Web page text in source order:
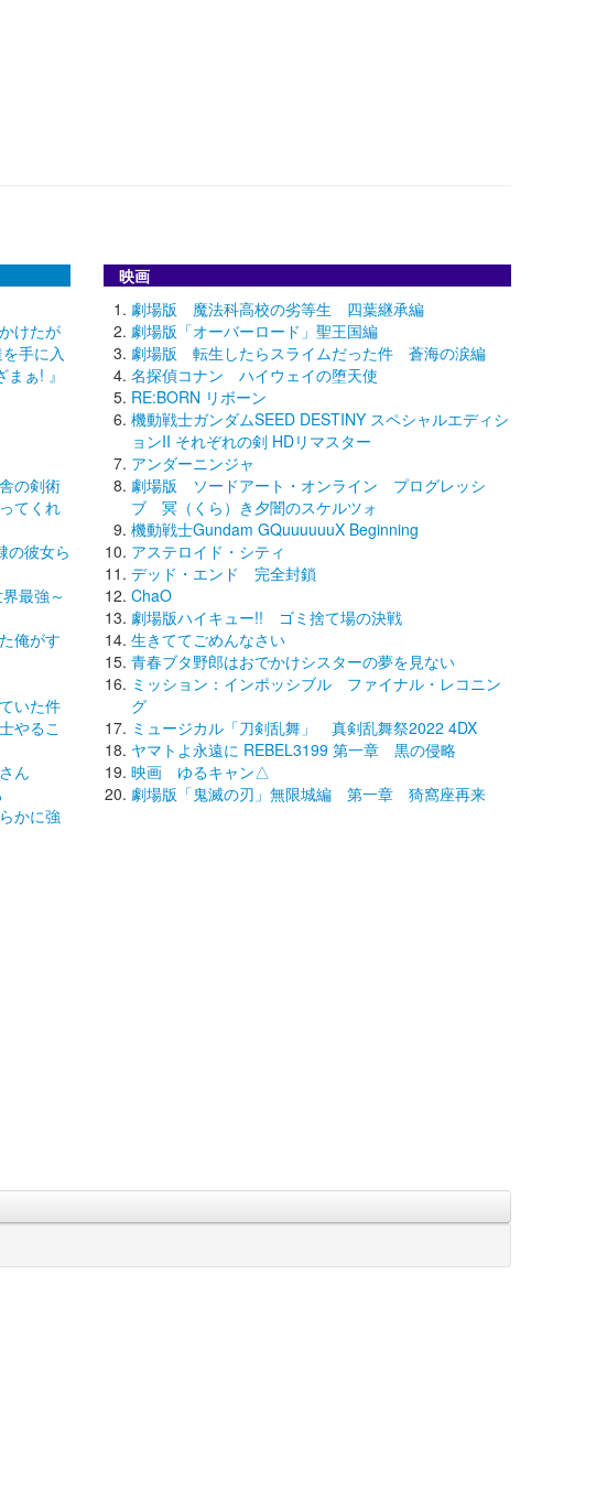
けたが
手に入
ぁ! 』
の剣術
てくれ
の彼女ら
最強～
俺がす
いた件
やるこ
ん
かに強
映画
劇場版 魔法科高校の劣等生 四葉継承編
劇場版「オーバーロード」聖王国編
劇場版 転生したらスライムだった件 蒼海の涙編
名探偵コナン ハイウェイの堕天使
RE:BORN リボーン
機動戦士ガンダムSEED DESTINY スペシャルエディシ
ョンII それぞれの剣 HDリマスター
アンダーニンジャ
劇場版 ソードアート・オンライン プログレッシ
ブ 冥（くら）き夕闇のスケルツォ
機動戦士Gundam GQuuuuuuX Beginning
アステロイド・シティ
デッド・エンド 完全封鎖
ChaO
劇場版ハイキュー!! ゴミ捨て場の決戦
生きててごめんなさい
青春ブタ野郎はおでかけシスターの夢を見ない
ミッション：インポッシブル ファイナル・レコニン
グ
ミュージカル「刀剣乱舞」 真剣乱舞祭2022 4DX
ヤマトよ永遠に REBEL3199 第一章 黒の侵略
映画 ゆるキャン△
劇場版「鬼滅の刃」無限城編 第一章 猗窩座再来